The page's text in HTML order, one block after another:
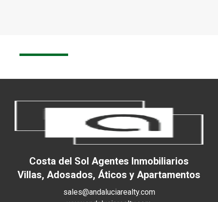
Costa del Sol Agentes Inmobiliarios
Villas, Adosados, Áticos y Apartamentos
sales@andaluciarealty.com